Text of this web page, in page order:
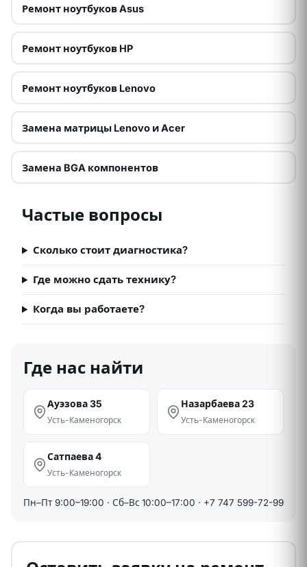
Ремонт ноутбуков Asus
Ремонт ноутбуков HP
Ремонт ноутбуков Lenovo
Замена матрицы Lenovo и Acer
Замена BGA компонентов
Частые вопросы
Сколько стоит диагностика?
Где можно сдать технику?
Когда вы работаете?
Где нас найти
Ауэзова 35
Усть-Каменогорск
Назарбаева 23
Усть-Каменогорск
Сатпаева 4
Усть-Каменогорск
Пн–Пт 9:00–19:00 · Сб–Вс 10:00–17:00 · +7 747 599-72-99